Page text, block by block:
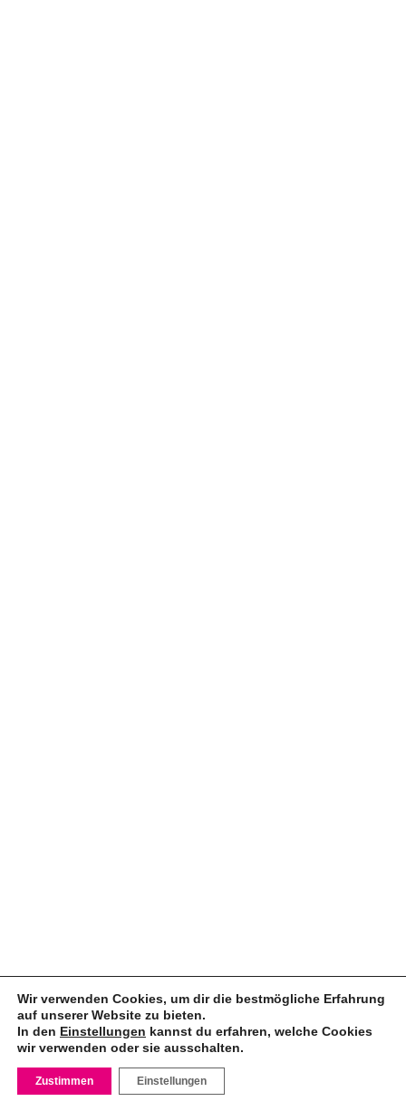
Wir verwenden Cookies, um dir die bestmögliche Erfahrung
auf unserer Website zu bieten.
In den Einstellungen kannst du erfahren, welche Cookies
wir verwenden oder sie ausschalten.
Zustimmen Einstellungen